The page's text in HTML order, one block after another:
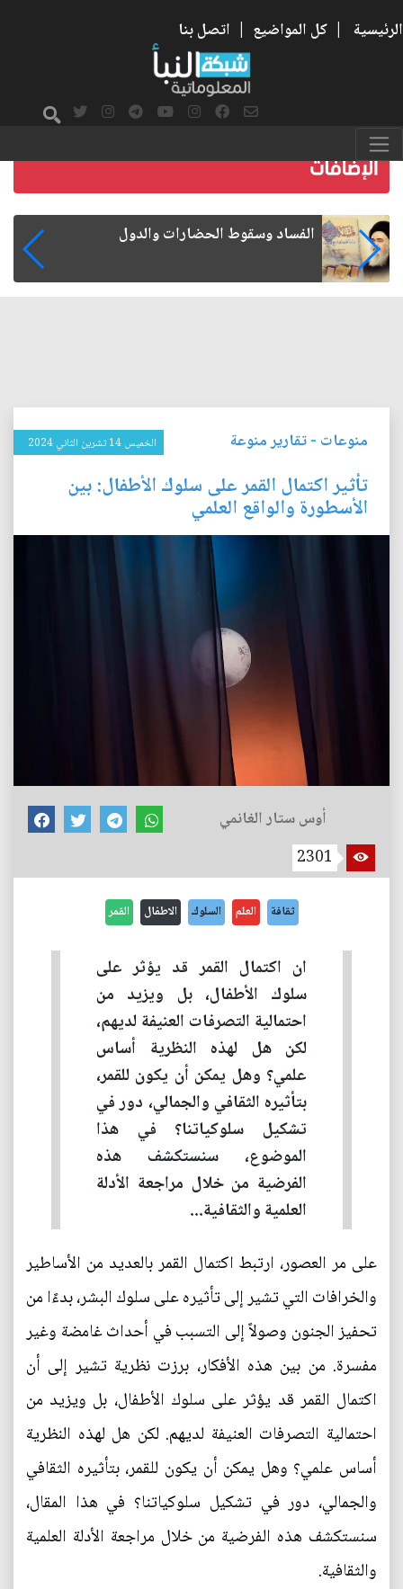
الرئيسية | كل المواضيع | اتصل بنا
رواتب الموظفين على صفيح ساخن
منوعات -تقارير منوعة الخميس 14 تشرين الثاني 2024
تأثير اكتمال القمر على سلوك الأطفال: بين
الأسطورة والواقع العلمي
أوس ستار الغانمي
2301
ثقافة العلم السلوك الاطفال القمر
ان اكتمال القمر قد يؤثر على
سلوك الأطفال، بل ويزيد من
احتمالية التصرفات العنيفة لديهم،
لكن هل لهذه النظرية أساس
علمي؟ وهل يمكن أن يكون للقمر،
بتأثيره الثقافي والجمالي، دور في
تشكيل سلوكياتنا؟ في هذا
الموضوع، سنستكشف هذه
الفرضية من خلال مراجعة الأدلة
العلمية والثقافية...
على مر العصور، ارتبط اكتمال القمر بالعديد من الأساطير
والخرافات التي تشير إلى تأثيره على سلوك البشر، بدءًا من
تحفيز الجنون وصولاً إلى التسبب في أحداث غامضة وغير
مفسرة. من بين هذه الأفكار، برزت نظرية تشير إلى أن
اكتمال القمر قد يؤثر على سلوك الأطفال، بل ويزيد من
احتمالية التصرفات العنيفة لديهم. لكن هل لهذه النظرية
أساس علمي؟ وهل يمكن أن يكون للقمر، بتأثيره الثقافي
والجمالي، دور في تشكيل سلوكياتنا؟ في هذا المقال،
سنستكشف هذه الفرضية من خلال مراجعة الأدلة العلمية
والثقافية.